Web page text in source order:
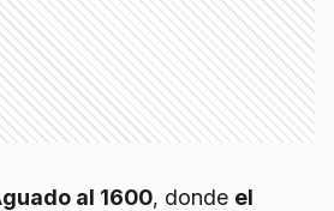
al 1600, donde el